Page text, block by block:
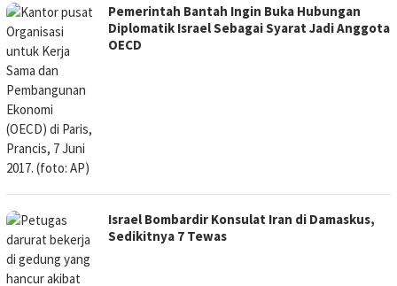
Pemerintah Bantah Ingin Buka Hubungan
Diplomatik Israel Sebagai Syarat Jadi Anggota
OECD
Israel Bombardir Konsulat Iran di Damaskus,
Sedikitnya 7 Tewas